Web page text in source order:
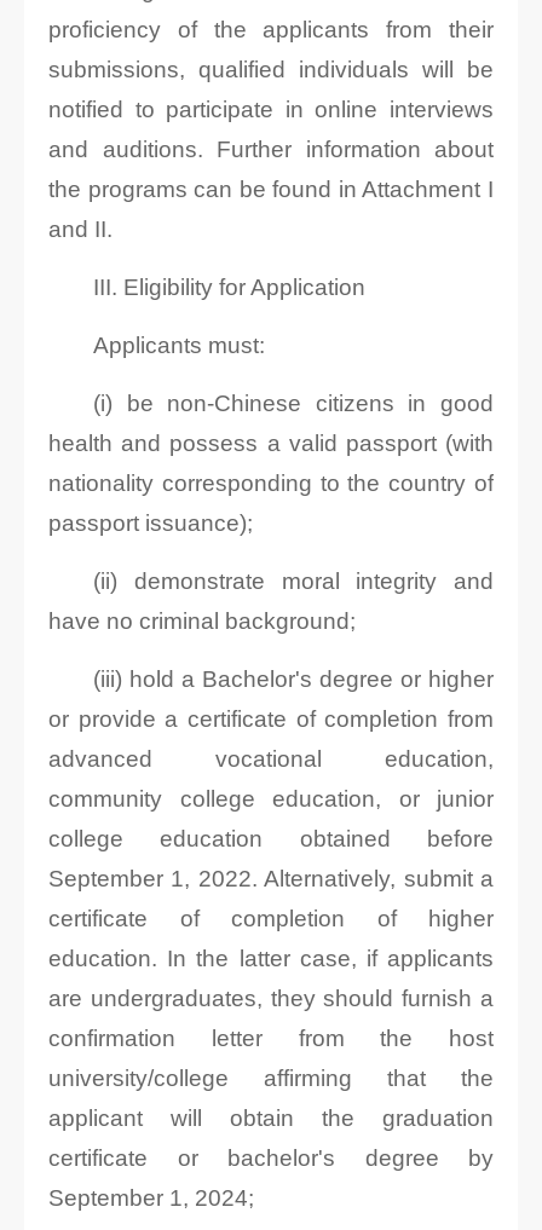
proficiency of the applicants from their
submissions, qualified individuals will be
notified to participate in online interviews
and auditions. Further information about
the programs can be found in Attachment I
and II.
III. Eligibility for Application
Applicants must:
(i) be non-Chinese citizens in good
health and possess a valid passport (with
nationality corresponding to the country of
passport issuance);
(ii) demonstrate moral integrity and
have no criminal background;
(iii) hold a Bachelor's degree or higher
or provide a certificate of completion from
advanced vocational education,
community college education, or junior
college education obtained before
September 1, 2022. Alternatively, submit a
certificate of completion of higher
education. In the latter case, if applicants
are undergraduates, they should furnish a
confirmation letter from the host
university/college affirming that the
applicant will obtain the graduation
certificate or bachelor's degree by
September 1, 2024;